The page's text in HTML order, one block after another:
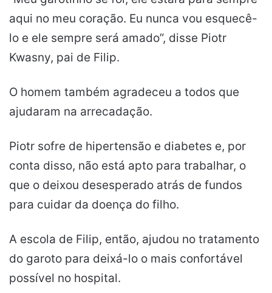
aqui no meu coração. Eu nunca vou esquecê-
lo e ele sempre será amado”, disse Piotr
Kwasny, pai de Filip.
O homem também agradeceu a todos que
ajudaram na arrecadação.
Piotr sofre de hipertensão e diabetes e, por
conta disso, não está apto para trabalhar, o
que o deixou desesperado atrás de fundos
para cuidar da doença do filho.
A escola de Filip, então, ajudou no tratamento
do garoto para deixá-lo o mais confortável
possível no hospital.